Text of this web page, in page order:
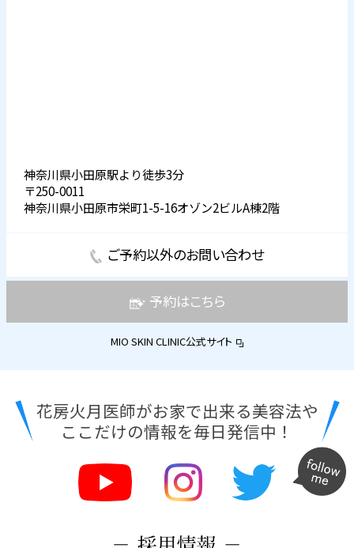
神奈川県小田原駅より徒歩3分
〒250-0011
神奈川県小田原市栄町1-5-16オゾン2ビルA棟2階
ご予約以外のお問い合わせ
予約はこちら
MIO SKIN CLINIC公式サイト
花房火月医師がお家で出来る美容法や
ここだけの情報を毎日発信中！